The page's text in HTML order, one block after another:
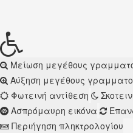
Μείωση μεγέθους
Αύξηση μεγέθους
Φωτεινή αντίθεση
Ασπρόμαυρη εικόνα
Περιήγηση πληκτρολογίου